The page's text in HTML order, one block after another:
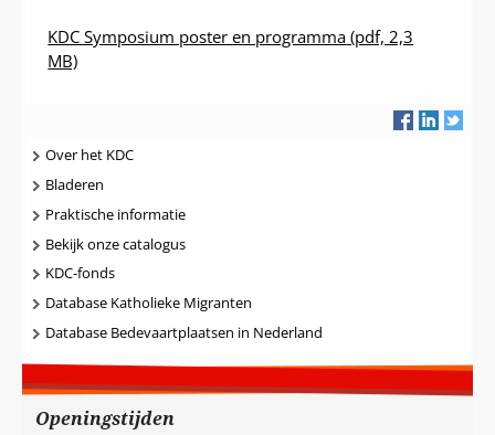
KDC Symposium poster en programma (pdf, 2,3
MB)
Navigatie
Over het KDC
Bladeren
Praktische informatie
Bekijk onze catalogus
KDC-fonds
Database Katholieke Migranten
Database Bedevaartplaatsen in Nederland
Openingstijden